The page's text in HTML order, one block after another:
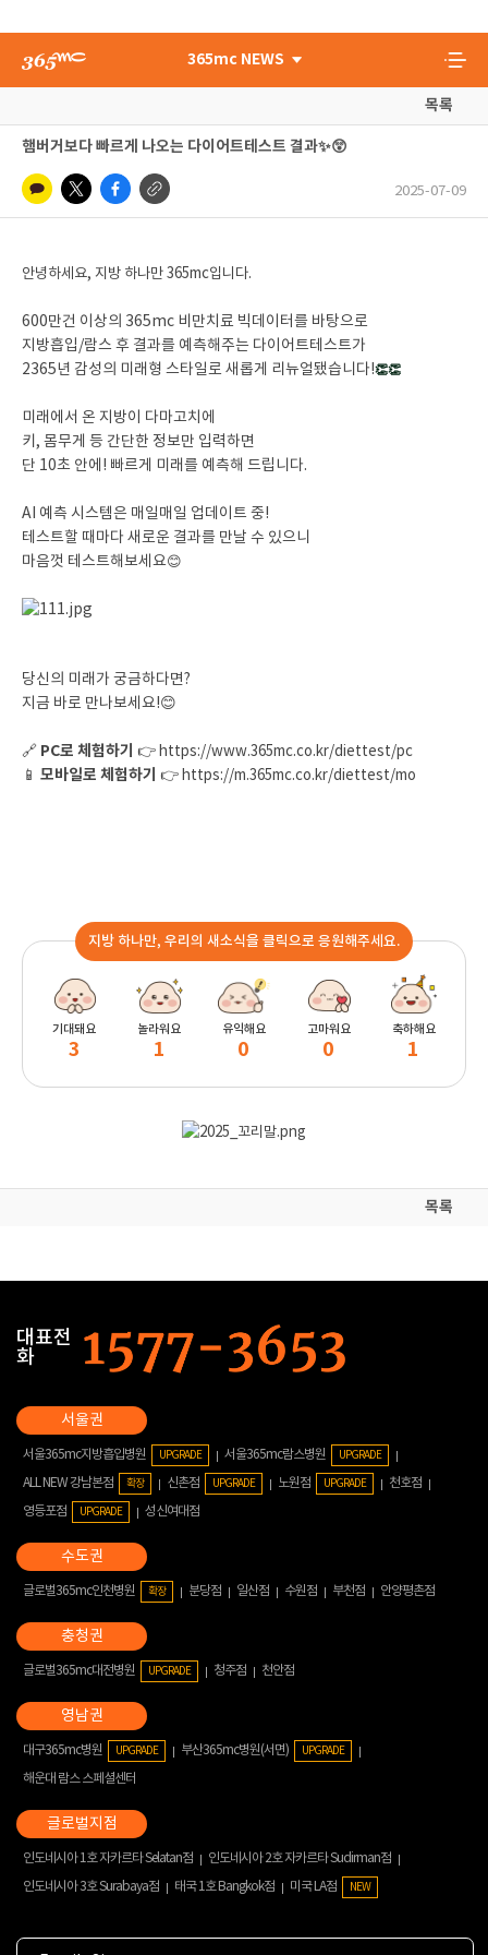
365mc NEWS
목록
햄버거보다 빠르게 나오는 다이어트테스트 결과✨😲
2025-07-09
안녕하세요, 지방 하나만 365mc입니다.
600만건 이상의 365mc 비만치료 빅데이터를 바탕으로
지방흡입/람스 후 결과를 예측해주는 다이어트테스트가
2365년 감성의 미래형 스타일로 새롭게 리뉴얼됐습니다!👏👏
미래에서 온 지방이 다마고치에
키, 몸무게 등 간단한 정보만 입력하면
단 10초 안에! 빠르게 미래를 예측해 드립니다.
AI 예측 시스템은 매일매일 업데이트 중!
테스트할 때마다 새로운 결과를 만날 수 있으니
마음껏 테스트해보세요😊
당신의 미래가 궁금하다면?
지금 바로 만나보세요!😊
🔗 PC로 체험하기 👉 https://www.365mc.co.kr/diettest/pc
📱 모바일로 체험하기 👉 https://m.365mc.co.kr/diettest/mo
지방 하나만, 우리의 새소식을 클릭으로 응원해주세요.
기대돼요
3
놀라워요
1
유익해요
0
고마워요
0
축하해요
1
목록
대표전
화
서울365mc지방흡입병원 UPGRADE 서울365mc람스병원 UPGRADE
ALL NEW 강남본점 확장 신촌점 UPGRADE 노원점 UPGRADE
천호점
영등포점
UPGRADE 성신여대점
글로벌365mc인천병원 확장 분당점 일산점 수원점 부천점 안양평촌점
글로벌365mc대전병원 UPGRADE 청주점 천안점
대구365mc병원 UPGRADE 부산365mc병원(서면) UPGRADE
해운대 람스 스페셜센터
인도네시아 1호 자카르타 Selatan점
인도네시아 2호 자카르타 Sudirman점
인도네시아 3호 Surabaya점
태국 1호 Bangkok점 미국 LA점 NEW